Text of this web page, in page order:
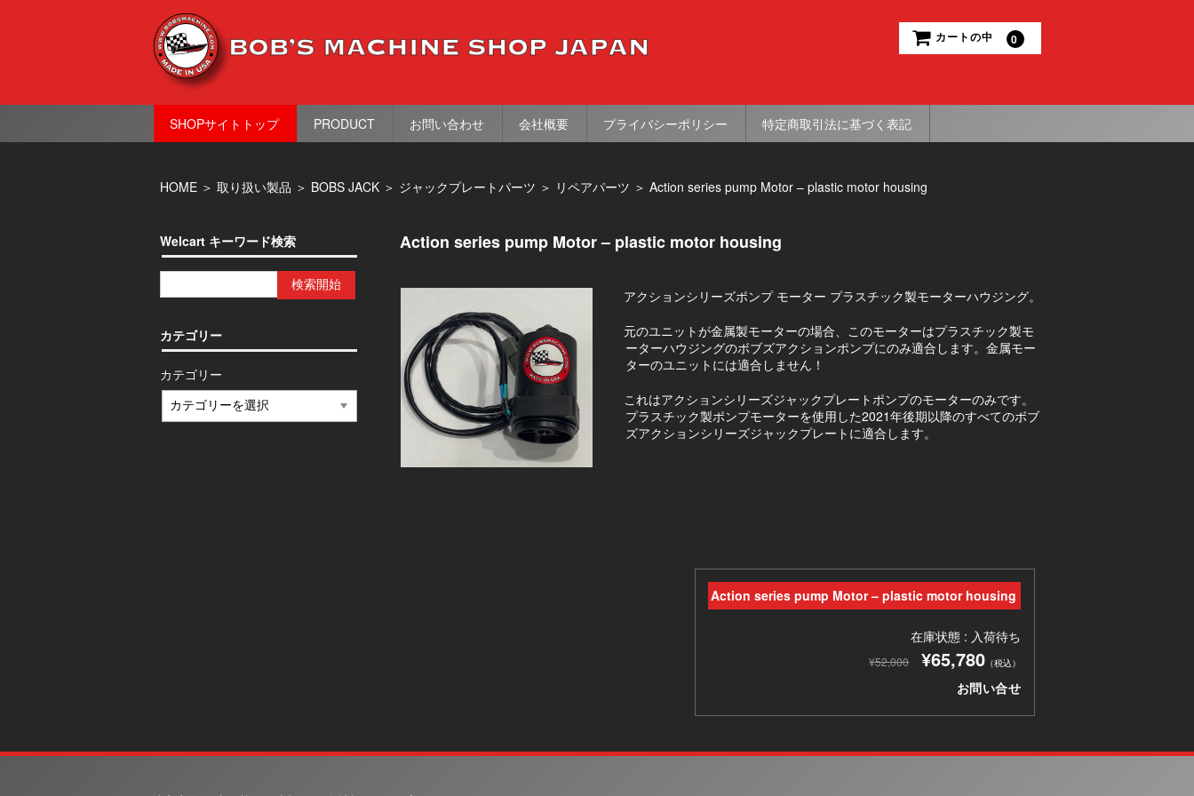
カートの中 0
SHOPサイトトップ PRODUCT お問い合わせ 会社概要 プライバシーポリシー 特定商取引法に基づく表記
HOME ＞ 取り扱い製品 ＞ BOBS JACK ＞ ジャックプレートパーツ ＞ リペアパーツ ＞ Action series pump Motor – plastic motor housing
Action series pump Motor – plastic motor housing
アクションシリーズポンプ モーター プラスチック製モーターハウジング。
元のユニットが金属製モーターの場合、このモーターはプラスチック製モ
ーターハウジングのボブズアクションポンプにのみ適合します。金属モー
ターのユニットには適合しません！
これはアクションシリーズジャックプレートポンプのモーターのみです。
プラスチック製ポンプモーターを使用した2021年後期以降のすべてのボブ
ズアクションシリーズジャックプレートに適合します。
Action series pump Motor – plastic motor housing
在庫状態 : 入荷待ち
¥52,000 ¥65,780 （税込）
お問い合せ
Welcart キーワード検索
カテゴリー
カテゴリー